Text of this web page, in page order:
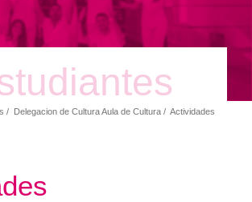
Delegacion de Cultura Aula de Cultura Actividades